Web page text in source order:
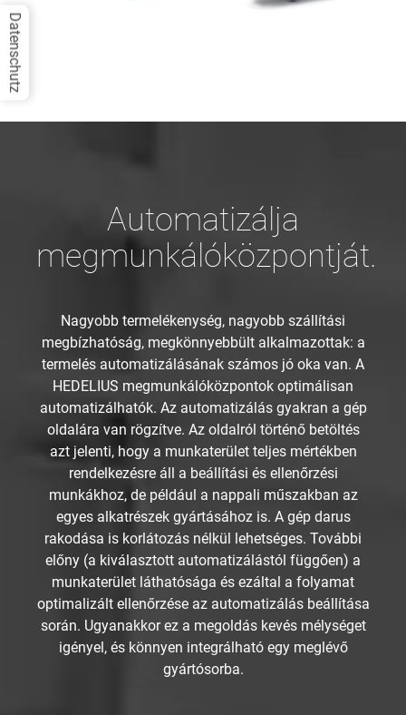
Automatizálja
megmunkálóközpontját.
Nagyobb termelékenység, nagyobb szállítási
megbízhatóság, megkönnyebbült alkalmazottak: a
termelés automatizálásának számos jó oka van. A
HEDELIUS megmunkálóközpontok optimálisan
automatizálhatók. Az automatizálás gyakran a gép
oldalára van rögzítve. Az oldalról történő betöltés
azt jelenti, hogy a munkaterület teljes mértékben
rendelkezésre áll a beállítási és ellenőrzési
munkákhoz, de például a nappali műszakban az
egyes alkatrészek gyártásához is. A gép darus
rakodása is korlátozás nélkül lehetséges. További
előny (a kiválasztott automatizálástól függően) a
munkaterület láthatósága és ezáltal a folyamat
optimalizált ellenőrzése az automatizálás beállítása
során. Ugyanakkor ez a megoldás kevés mélységet
igényel, és könnyen integrálható egy meglévő
gyártósorba.
Datenschutz